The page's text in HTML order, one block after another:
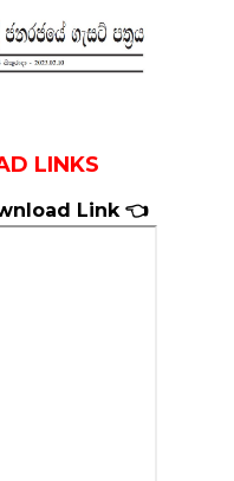
LINKS
Link 👈